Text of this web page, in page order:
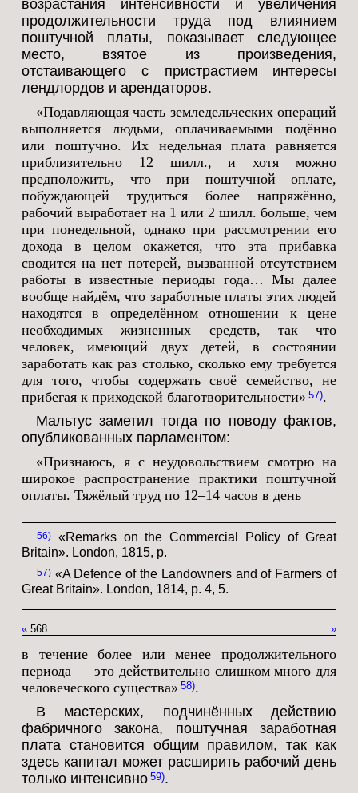
возрастания интенсивности и увеличения
продолжительности труда под влиянием
поштучной платы, показывает следующее
место, взятое из произведения,
отстаивающего с пристрастием интересы
лендлордов и арендаторов.
«Подавляющая часть земледельческих операций
выполняется людьми, оплачиваемыми подённо
или поштучно. Их недельная плата равняется
приблизительно 12 шилл., и хотя можно
предположить, что при поштучной оплате,
побуждающей трудиться более напряжённо,
рабочий выработает на 1 или 2 шилл. больше, чем
при понедельной, однако при рассмотрении его
дохода в целом окажется, что эта прибавка
сводится на нет потерей, вызванной отсутствием
работы в известные периоды года… Мы далее
вообще найдём, что заработные платы этих людей
находятся в определённом отношении к цене
необходимых жизненных средств, так что
человек, имеющий двух детей, в состоянии
заработать как раз столько, сколько ему требуется
для того, чтобы содержать своё семейство, не
прибегая к приходской благотворительности» 57 .
Мальтус заметил тогда по поводу фактов,
опубликованных парламентом:
«Признаюсь, я с неудовольствием смотрю на
широкое распространение практики поштучной
оплаты. Тяжёлый труд по 12–14 часов в день
56 «Remarks on the Commercial Policy of Great
Britain». London, 1815, p.
57 «A Defence of the Landowners and of Farmers of
Great Britain». London, 1814, p. 4, 5.
« »
568
в течение более или менее продолжительного
периода — это действительно слишком много для
человеческого существа» 58 .
В мастерских, подчинённых действию
фабричного закона, поштучная заработная
плата становится общим правилом, так как
здесь капитал может расширить рабочий день
только интенсивно 59 .